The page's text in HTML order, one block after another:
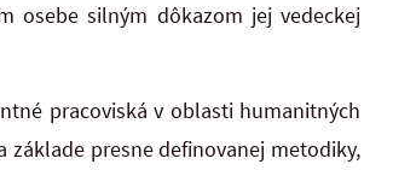
osebe silným dôkazom jej vedeckej
pracoviská v oblasti humanitných
presne definovanej metodiky,